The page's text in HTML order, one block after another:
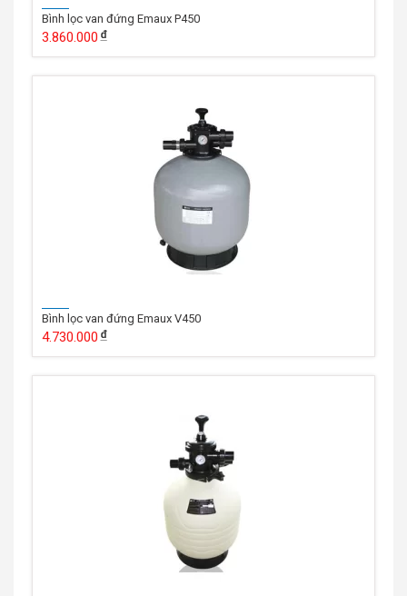
Bình lọc van đứng Emaux P450
3.860.000
Bình lọc van đứng Emaux V450
4.730.000